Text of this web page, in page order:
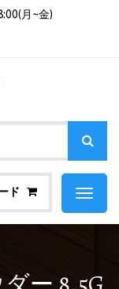
月~金)
ド
Toggle